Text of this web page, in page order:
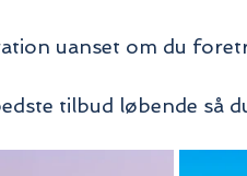
uanset om du
tilbud løbende så